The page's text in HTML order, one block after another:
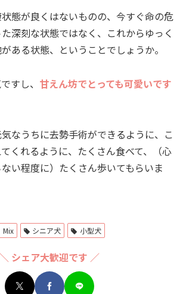
態が良くはないものの、今すぐ命の危
深刻な状態ではなく、これからゆっく
ある状態、ということでしょうか。
すし、 甘えん坊でとっても可愛いです
なうちに去勢手術ができるように、こ
くれるように、たくさん食べて、（心
い程度に）たくさん歩いてもらいま
Mix シニア犬 小型犬
＼ シェア大歓迎です ／